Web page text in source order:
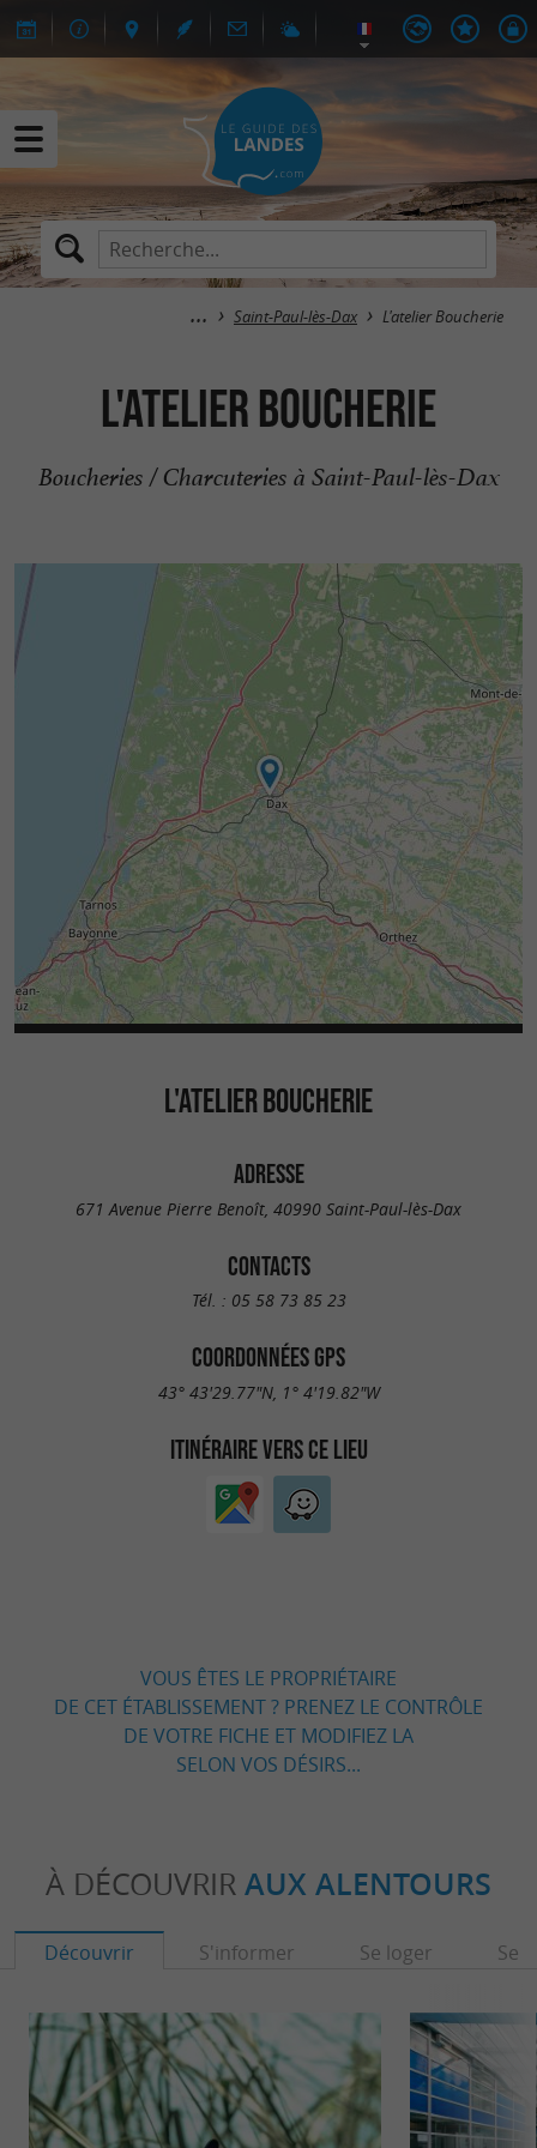
Saint-Paul-lès-Dax L'atelier Boucherie
L'atelier Boucherie
Boucheries / Charcuteries à Saint-Paul-lès-Dax
L'ATELIER BOUCHERIE
ADRESSE
671 Avenue Pierre Benoît, 40990 Saint-Paul-lès-Dax
CONTACTS
Tél. : 05 58 73 85 23
COORDONNÉES GPS
43° 43'29.77"N, 1° 4'19.82"W
ITINÉRAIRE VERS CE LIEU
VOUS ÊTES LE PROPRIÉTAIRE
DE CET ÉTABLISSEMENT ? PRENEZ LE CONTRÔLE
DE VOTRE FICHE ET MODIFIEZ LA
SELON VOS DÉSIRS...
À DÉCOUVRIR AUX ALENTOURS
Découvrir S'informer Se loger Se